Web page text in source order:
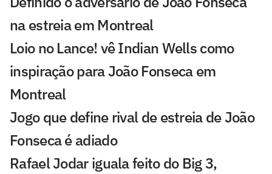
na estreia em Montreal
Loio no Lance! vê Indian Wells como
inspiração para João Fonseca em
Montreal
Jogo que define rival de estreia de João
Fonseca é adiado
Rafael Jodar iguala feito do Big 3,